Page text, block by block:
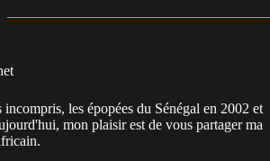
les épopées du Sénégal en 2002 et
mon plaisir est de vous partager ma